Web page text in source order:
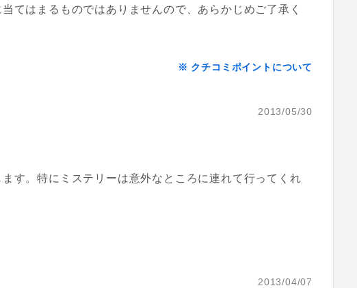
てはまるものではありませんので、あらかじめご了承く
※ クチコミポイントについて
2013/05/30
す。特にミステリーは意外なところに連れて行ってくれ
2013/04/07